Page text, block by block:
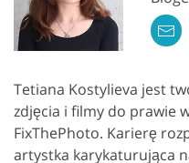
Tetiana Kostylieva jest
zdjęcia i filmy do prawie
FixThePhoto. Karierę
artystka karykaturująca